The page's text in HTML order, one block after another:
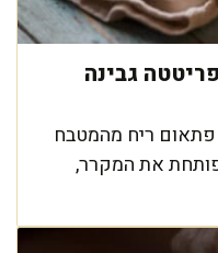
גבינה
ריח מהמטבח
את המקרר,